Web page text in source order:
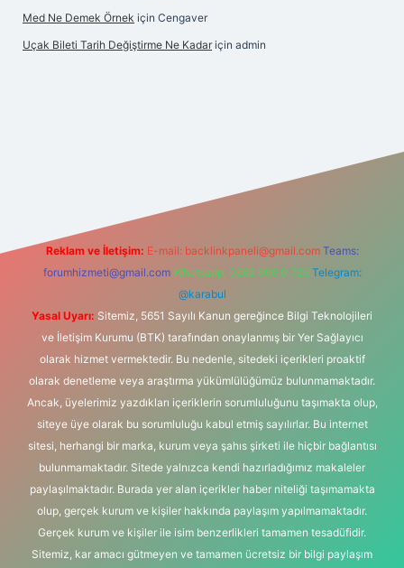
Med Ne Demek Örnek için Cengaver
Uçak Bileti Tarih Değiştirme Ne Kadar için admin
Reklam ve İletişim: E-mail: backlinkpaneli@gmail.com Teams:
forumhizmeti@gmail.com Whatsapp: 0262 606 0 726 Telegram:
@karabul
Yasal Uyarı: Sitemiz, 5651 Sayılı Kanun gereğince Bilgi Teknolojileri
ve İletişim Kurumu (BTK) tarafından onaylanmış bir Yer Sağlayıcı
olarak hizmet vermektedir. Bu nedenle, sitedeki içerikleri proaktif
olarak denetleme veya araştırma yükümlülüğümüz bulunmamaktadır.
Ancak, üyelerimiz yazdıkları içeriklerin sorumluluğunu taşımakta olup,
siteye üye olarak bu sorumluluğu kabul etmiş sayılırlar. Bu internet
sitesi, herhangi bir marka, kurum veya şahıs şirketi ile hiçbir bağlantısı
bulunmamaktadır. Sitede yalnızca kendi hazırladığımız makaleler
paylaşılmaktadır. Burada yer alan içerikler haber niteliği taşımamakta
olup, gerçek kurum ve kişiler hakkında paylaşım yapılmamaktadır.
Gerçek kurum ve kişiler ile isim benzerlikleri tamamen tesadüfidir.
Sitemiz, kar amacı gütmeyen ve tamamen ücretsiz bir bilgi paylaşım